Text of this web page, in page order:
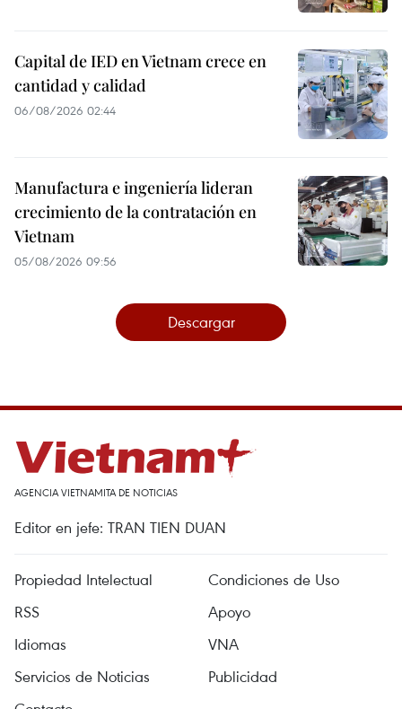
Capital de IED en Vietnam crece en
cantidad y calidad
06/08/2026 02:44
Manufactura e ingeniería lideran
crecimiento de la contratación en
Vietnam
05/08/2026 09:56
Descargar
AGENCIA VIETNAMITA DE NOTICIAS
Editor en jefe: TRAN TIEN DUAN
Propiedad Intelectual
Condiciones de Uso
RSS
Apoyo
Idiomas
VNA
Servicios de Noticias
Publicidad